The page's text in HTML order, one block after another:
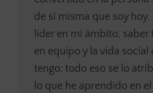
de sí misma que soy hoy.
líder en mi ámbito, saber
en equipo y la vida social
tengo: todo eso se lo
lo que he aprendido en el